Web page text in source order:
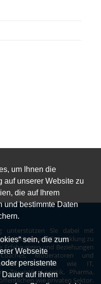
um Ihnen die
auf unserer Website zu
die auf Ihrem
und bestimmte Daten
sein, die zum
Webseite
persistente
auf ihrem
unterstützen Sie dabei mit
und Entwicklung zu
Erfahrungen und Beziehungen
Moderatoren und
Branchen wie IT,
Touristik, Logistik, Pharma,
wie privaten Sektor.